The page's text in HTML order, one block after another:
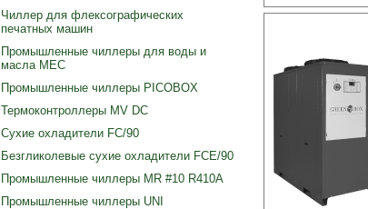
Чиллер для флексографических
печатных машин
Промышленные чиллеры для воды и
масла MEC
Промышленные чиллеры PICOBOX
Термоконтроллеры MV DC
Сухие охладители FC/90
Безгликолевые сухие охладители FCE/90
Промышленные чиллеры MR #10 R410A
Промышленные чиллеры UNI